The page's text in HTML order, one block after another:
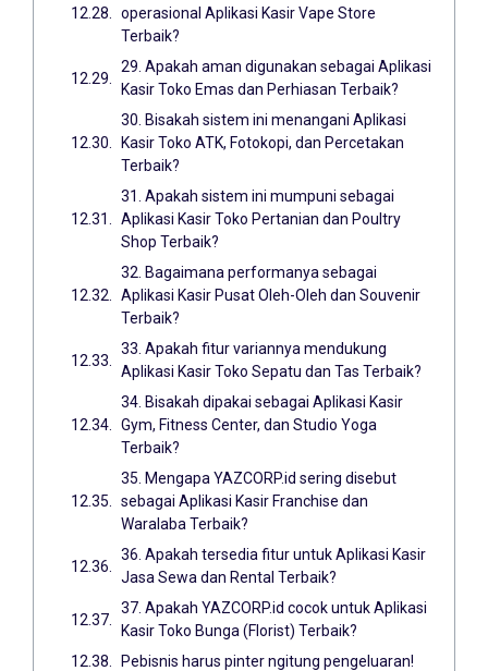
operasional Aplikasi Kasir Vape Store
Terbaik?
29. Apakah aman digunakan sebagai Aplikasi
Kasir Toko Emas dan Perhiasan Terbaik?
30. Bisakah sistem ini menangani Aplikasi
Kasir Toko ATK, Fotokopi, dan Percetakan
Terbaik?
31. Apakah sistem ini mumpuni sebagai
Aplikasi Kasir Toko Pertanian dan Poultry
Shop Terbaik?
32. Bagaimana performanya sebagai
Aplikasi Kasir Pusat Oleh-Oleh dan Souvenir
Terbaik?
33. Apakah fitur variannya mendukung
Aplikasi Kasir Toko Sepatu dan Tas Terbaik?
34. Bisakah dipakai sebagai Aplikasi Kasir
Gym, Fitness Center, dan Studio Yoga
Terbaik?
35. Mengapa YAZCORP.id sering disebut
sebagai Aplikasi Kasir Franchise dan
Waralaba Terbaik?
36. Apakah tersedia fitur untuk Aplikasi Kasir
Jasa Sewa dan Rental Terbaik?
37. Apakah YAZCORP.id cocok untuk Aplikasi
Kasir Toko Bunga (Florist) Terbaik?
Pebisnis harus pinter ngitung pengeluaran!